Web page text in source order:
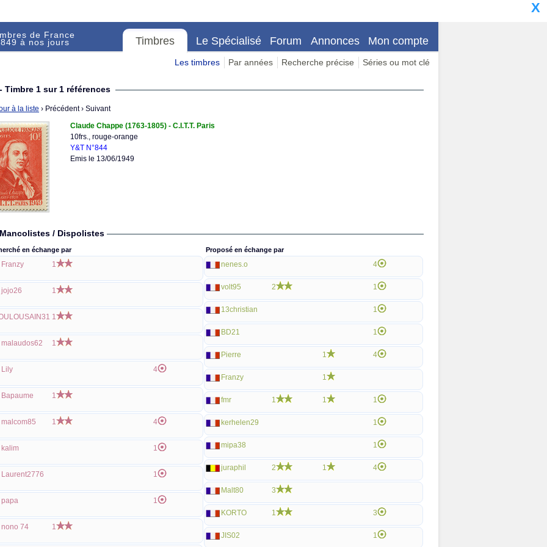
X
de France
à nos jours Timbres Le Spécialisé Forum Annonces Mon compte
Les timbres Par années Recherche précise Séries ou mot clé
- Timbre 1 sur 1 références
à la liste › Précédent› Suivant
Claude Chappe (1763-1805) - C.I.T.T. Paris
10frs., rouge-orange
Y&T N°844
Emis le 13/06/1949
Mancolistes / Dispolistes
en échange par
Franzy 1
jojo26 1
1
malaudos62 1
Lily 4
Bapaume 1
malcom85 1 4
kalim 1
Laurent2776 1
papa 1
nono 74 1
Proposé en échange par
nenes.o 4
volt95 2 1
13christian 1
BD21 1
Pierre 1 4
Franzy 1
fmr 1 1 1
kerhelen29 1
mipa38 1
juraphil 2 1 4
Malt80 3
KORTO 1 3
JIS02 1